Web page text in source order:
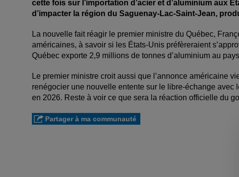
cette fois sur l’importation d’acier et d’aluminium aux
d’impacter la région du Saguenay-Lac-Saint-Jean,
La nouvelle fait réagir le premier ministre du Québec,
américaines, à savoir si les États-Unis préfèreraient
Québec exporte 2,9 millions de tonnes d’aluminium au
Le premier ministre croit aussi que l’annonce américaine
renégocier une nouvelle entente sur le libre-échange
en 2026. Reste à voir ce que sera la réaction officielle du
Partager à ma communauté